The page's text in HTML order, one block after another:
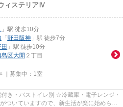
ィステリアⅣ
」駅 徒歩10分
「 野田阪神 」駅 徒歩7分
」駅 徒歩10分
区大開 ２丁目
｜募集中： 1室
き・バストイレ別 ☆冷蔵庫・電子レンジ・
ついていますので、新生活が楽に始められ